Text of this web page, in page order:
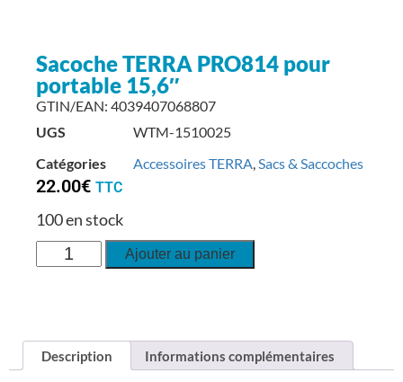
Sacoche TERRA PRO814 pour
portable 15,6″
GTIN/EAN: 4039407068807
UGS
WTM-1510025
Catégories
Accessoires TERRA Sacs & Saccoches
22.00€ TTC
100 en stock
Ajouter au panier
Description Informations complémentaires